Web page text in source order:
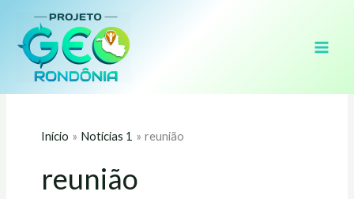
conteúdo
Início Notícias 1 reunião
reunião